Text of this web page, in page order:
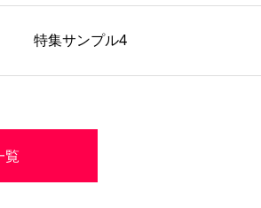
特集サンプル4
覧